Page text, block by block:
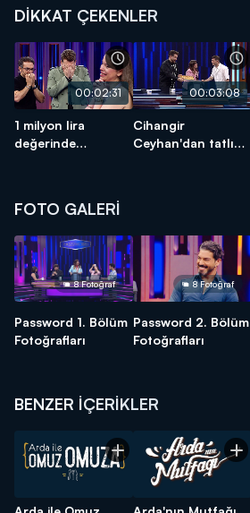
DİKKAT ÇEKENLER
00:02:31
1 milyon lira
değerinde
00:03:08
Cihangir
Ceyhan'dan tatlı
FOTO GALERİ
8 Fotoğraf
Password 1. Bölüm
Fotoğrafları
8 Fotoğraf
Password 2. Bölüm
Fotoğrafları
BENZER İÇERİKLER